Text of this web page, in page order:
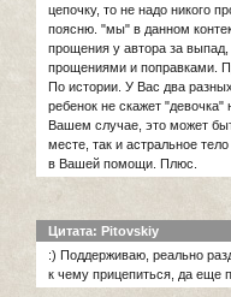
цепочку, то не надо никого
поясню. "мы" в данном
прощения у автора за
прощениями и поправками.
По истории. У Вас два
ребенок не скажет
Вашем случае, это может
месте, так и астральное
в Вашей помощи. Плюс.
Цитата: Pitovskiy
:) Поддерживаю, реально
к чему прицепиться, да еще